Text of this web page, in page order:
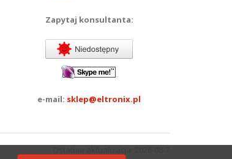
Zapytaj konsultanta:
e-mail: sklep@eltronix.pl